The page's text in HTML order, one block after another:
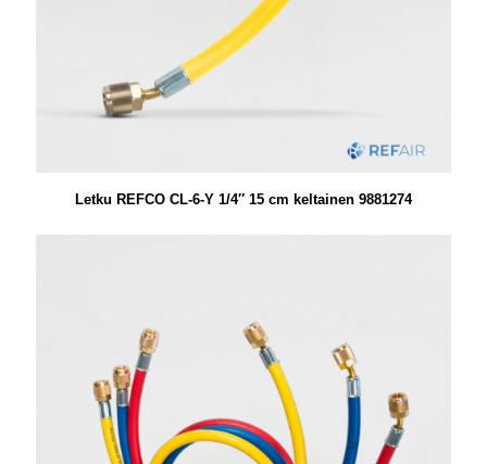
Letku REFCO CL-6-Y 1/4″ 15 cm keltainen 9881274